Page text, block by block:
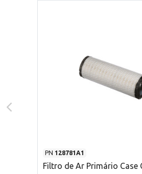
PN 128781A1
Filtro de Ar Primário Case